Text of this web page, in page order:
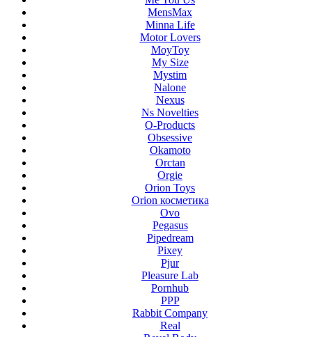
MensMax
Minna Life
Motor Lovers
MoyToy
My Size
Mystim
Nalone
Nexus
Ns Novelties
O-Products
Obsessive
Okamoto
Orctan
Orgie
Orion Toys
Orion косметика
Ovo
Pegasus
Pipedream
Pixey
Pjur
Pleasure Lab
Pornhub
PPP
Rabbit Company
Real